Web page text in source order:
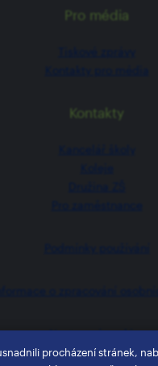
Pro média
Kontakty
Nastavení cookies
procházení stránek,